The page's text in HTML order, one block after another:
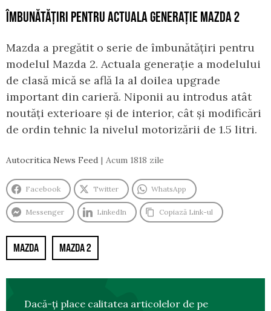
ÎMBUNĂTĂȚIRI PENTRU ACTUALA GENERAȚIE MAZDA 2
Mazda a pregătit o serie de îmbunătățiri pentru
modelul Mazda 2. Actuala generație a modelului
de clasă mică se află la al doilea upgrade
important din carieră. Niponii au introdus atât
noutăți exterioare și de interior, cât și modificări
de ordin tehnic la nivelul motorizării de 1.5 litri.
Autocritica News Feed Acum 1818 zile
Facebook Twitter WhatsApp
Messenger LinkedIn Copiază Link-ul
MAZDA MAZDA 2
Dacă-ți place calitatea articolelor de pe